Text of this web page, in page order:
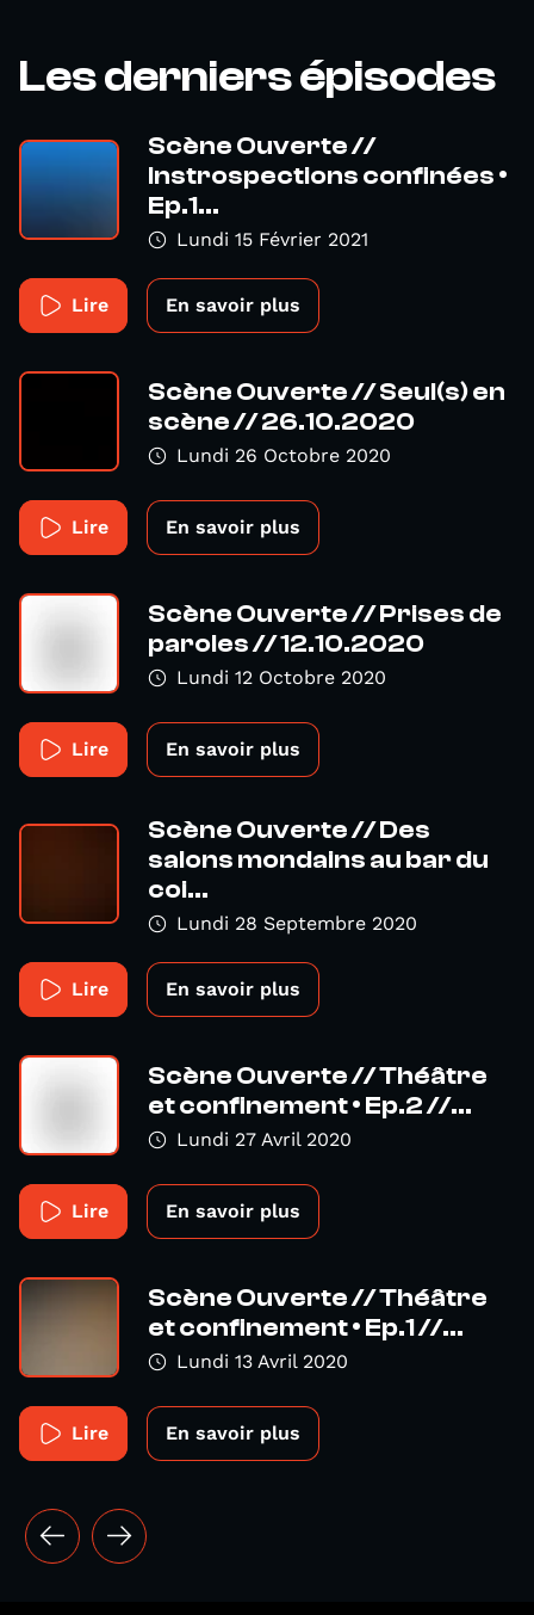
Les derniers épisodes
Scène Ouverte //
Instrospections confinées •
Ep.1...
Lundi 15 Février 2021
Lire En savoir plus
Scène Ouverte // Seul(s) en
scène // 26.10.2020
Lundi 26 Octobre 2020
Lire En savoir plus
Scène Ouverte // Prises de
paroles // 12.10.2020
Lundi 12 Octobre 2020
Lire En savoir plus
Scène Ouverte // Des
salons mondains au bar du
coi...
Lundi 28 Septembre 2020
Lire En savoir plus
Scène Ouverte // Théâtre
et confinement • Ep.2 //...
Lundi 27 Avril 2020
Lire En savoir plus
Scène Ouverte // Théâtre
et confinement • Ep.1 //...
Lundi 13 Avril 2020
Lire En savoir plus